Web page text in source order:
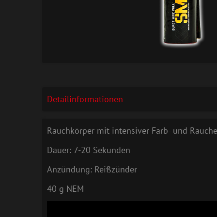
Detailinformationen
Rauchkörper mit intensiver Farb- und
Dauer: 7-20 Sekunden
Anzündung: Reißzünder
40 g NEM